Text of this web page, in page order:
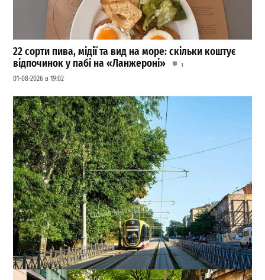
22 сорти пива, мідії та вид на море: скільки коштує
відпочинок у пабі на «Ланжероні»
1
01-08-2026 в 19:02